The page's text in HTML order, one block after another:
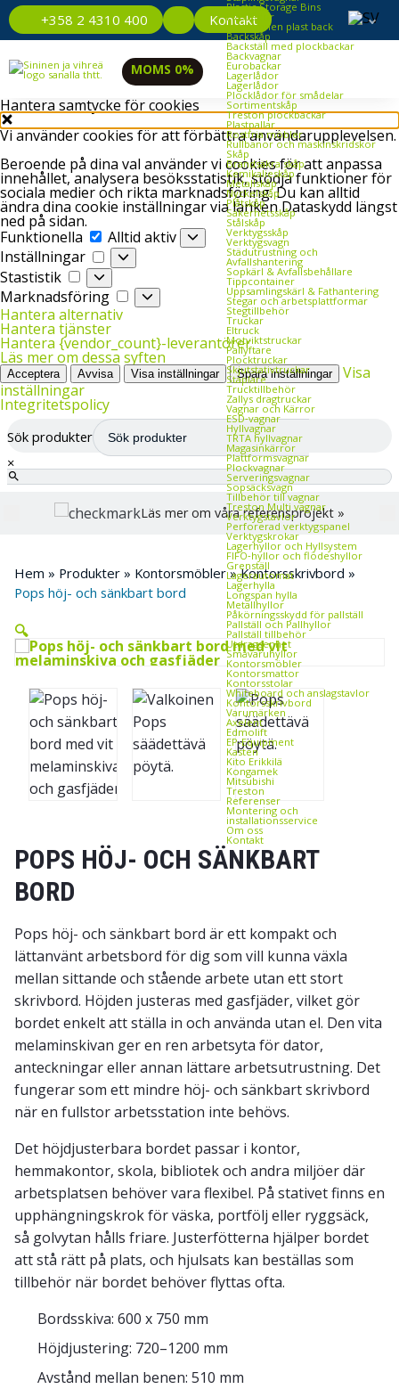
Hantera samtycke för cookies
Vi använder cookies för att förbättra användarupplevelsen.
Beroende på dina val använder vi cookies för att anpassa
innehållet, analysera besöksstatistik, stödja funktioner för
sociala medier och rikta marknadsföring. Du kan alltid
ändra dina cookie inställningar via länken Dataskydd längst
ned på sidan.
Funktionella
Funktionella
Alltid aktiv
Inställningar
Inställningar
Stastistik
Stastistik
Marknadsföring
Marknadsföring
Hantera alternativ
Hantera tjänster
Hantera {vendor_count}-leverantörer
Läs mer om dessa syften
Acceptera Avvisa Visa inställningar Spara inställningar
Visa
inställningar
Integritetspolicy
+358 2 4310 400 Kontakt
Plastic Storage Bins
Plastlådor
Återvunnen plast back
Backskåp
Backställ med plockbackar
Backvagnar
Eurobackar
Lagerlådor
Lagerlådor
Plocklådor för smådelar
Sortimentskåp
Treston plockbackar
Plastpallar
Rostfria möbler
Rullbanor och maskinskridskor
Skåp
Brandsäkra skåp
Kemikalieskåp
Metallskåp
Nyckelskåp
Plåtskåp
Säkerhetsskåp
Stålskåp
Verktygsskåp
Verktygsvagn
Städutrustning och
Avfallshantering
Sopkärl & Avfallsbehållare
Tippcontainer
Uppsamlingskärl & Fathantering
Stegar och arbetsplattformar
Stegtillbehör
Truckar
Eltruck
Motviktstruckar
Pallyftare
Plocktruckar
Skjutstativtruckar
Staplare
Trucktillbehör
Zallys dragtruckar
Vagnar och Kärror
ESD‑vagnar
Hyllvagnar
TRTA hyllvagnar
Magasinkärror
Plattformsvagnar
Plockvagnar
Serveringsvagnar
Sopsäcksvagn
Tillbehör till vagnar
Treston Multi vagnar
Verktygstavlor
Perforerad verktygspanel
Verktygskrokar
Lagerhyllor och Hyllsystem
FIFO‑hyllor och flödeshyllor
Grenställ
Lagerautomat
Lagerhylla
Longspan hylla
Metallhyllor
Påkörningsskydd för pallställ
Pallställ och Pallhyllor
Pallställ tillbehör
Utdragsenhet
Småvaruhyllor
Kontorsmöbler
Kontorsmattor
Kontorsstolar
Whiteboard och anslagstavlor
Kontorsskrivbord
Varumärken
Axelent
Edmolift
EP-Equipment
Kasten
Kito Erikkilä
Kongamek
Mitsubishi
Treston
Referenser
Montering och
installationsservice
Om oss
Kontakt
MOMS 0%
Sök produkter
×
Läs mer om våra referensprojekt »
Hem » Produkter » Kontorsmöbler»Kontorsskrivbord »
Pops höj- och sänkbart bord
🔍
POPS HÖJ- OCH SÄNKBART
BORD
Pops höj- och sänkbart bord är ett kompakt och
lättanvänt arbetsbord för dig som vill kunna växla
mellan sittande och stående arbete utan ett stort
skrivbord. Höjden justeras med gasfjäder, vilket gör
bordet enkelt att ställa in och använda utan el. Den vita
melaminskivan ger en ren arbetsyta för dator,
anteckningar eller annan lättare arbetsutrustning. Det
fungerar som ett mindre höj- och sänkbart skrivbord
när en fullstor arbetsstation inte behövs.
Det höjdjusterbara bordet passar i kontor,
hemmakontor, skola, bibliotek och andra miljöer där
arbetsplatsen behöver vara flexibel. På stativet finns en
upphängningskrok för väska, portfölj eller ryggsäck,
så golvytan hålls friare. Justerfötterna hjälper bordet
att stå rätt på plats, och hjulsats kan beställas som
tillbehör när bordet behöver flyttas ofta.
Bordsskiva: 600 x 750 mm
Höjdjustering: 720–1200 mm
Avstånd mellan benen: 510 mm